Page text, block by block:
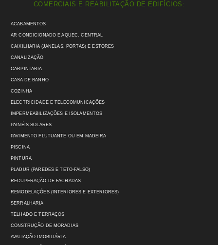
COMERCIAIS E REABILITAÇÃO DE EDIFÍCIOS:
ACABAMENTOS
AR CONDICIONADO E AQUEC. CENTRAL
CAIXILHARIA (JANELAS, PORTAS) E ESTORES
CANALIZAÇÃO
CARPINTARIA
CASA DE BANHO
COZINHA
ELECTRICIDADE E TELECOMUNICAÇÕES
IMPERMEABILIZAÇÕES E ISOLAMENTOS
PAINÉIS SOLARES
PAVIMENTO FLUTUANTE OU EM MADEIRA
PISCINA
PINTURA
PLADUR (PAREDES E TETO-FALSO)
RECUPERAÇÃO DE FACHADAS
REMODELAÇÕES (INTERIORES E EXTERIORES)
SERRALHARIA
TELHADO E TERRAÇOS
CONSTRUÇÃO DE MORADIAS
AVALIAÇÃO IMOBILIÁRIA